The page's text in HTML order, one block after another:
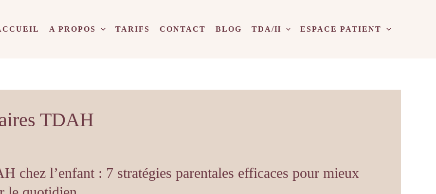
A PROPOS TARIFS CONTACT BLOG TDA/H ESPACE PATIENT
TDAH
chez l’enfant : 7 stratégies parentales efficaces pour mieux